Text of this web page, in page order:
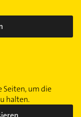
Seiten, um die
halten.